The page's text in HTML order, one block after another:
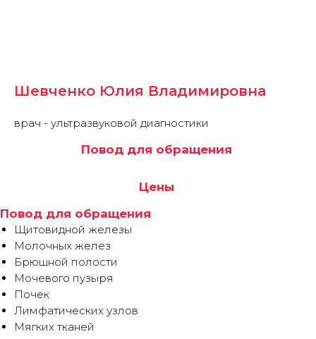
Шевченко Юлия Владимировна
врач - ультразвуковой диагностики
Повод для обращения
Цены
Повод для обращения
Щитовидной железы
Молочных желез
Брюшной полости
Мочевого пузыря
Почек
Лимфатических узлов
Мягких тканей